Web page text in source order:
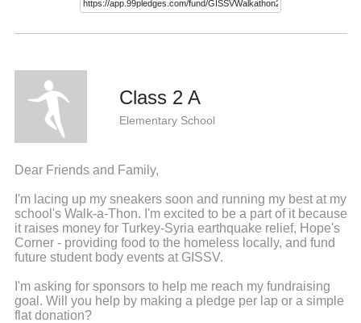
Class 2 A
Elementary School
Dear Friends and Family,
I'm lacing up my sneakers soon and running my best at my
school's Walk-a-Thon. I'm excited to be a part of it because
it raises money for Turkey-Syria earthquake relief, Hope's
Corner - providing food to the homeless locally, and fund
future student body events at GISSV.
I'm asking for sponsors to help me reach my fundraising
goal. Will you help by making a pledge per lap or a simple
flat donation?